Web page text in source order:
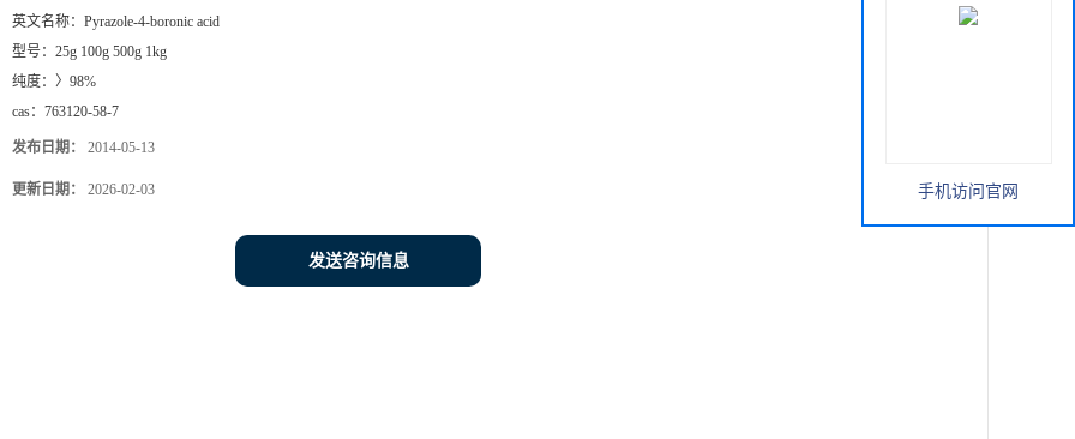
英文名称： Pyrazole-4-boronic acid
型号： 25g 100g 500g 1kg
纯度： 〉98%
cas： 763120-58-7
发布日期： 2014-05-13
更新日期： 2026-02-03
发送咨询信息
手机访问官网